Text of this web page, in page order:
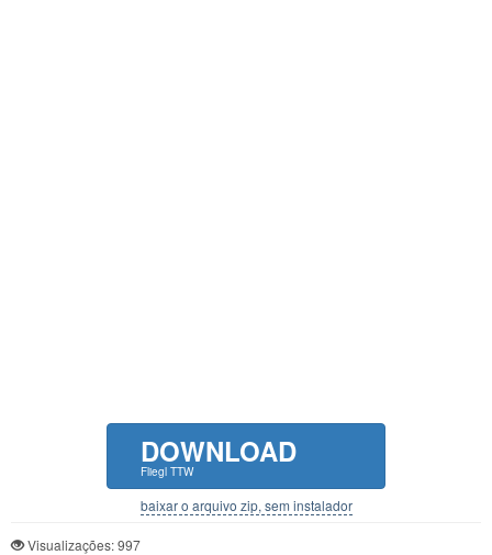
DOWNLOAD
Fliegl TTW
baixar o arquivo zip, sem instalador
Visualizações: 997